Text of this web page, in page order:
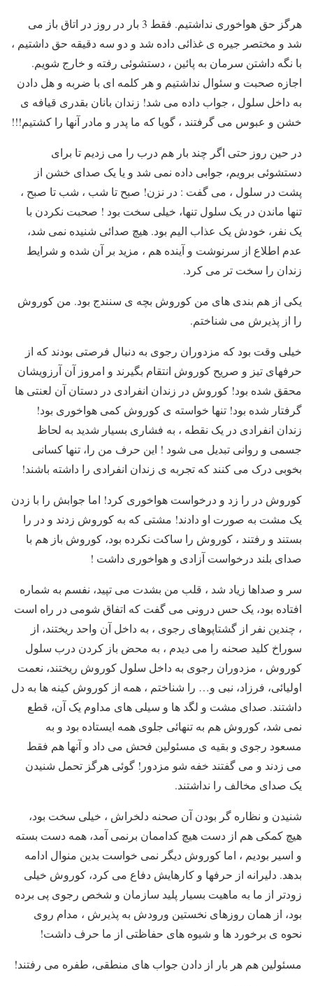
هرگز حق هواخوری نداشتیم. فقط 3 بار در روز در اتاق باز می
شد و مختصر جیره ی غذائی داده شد و دو سه دقیقه حق داشتیم ،
با نگه داشتن سرمان به پائین ، دستشوئی رفته و خارج شویم.
اجازه صحبت و سئوال نداشتیم و هر کلمه ای با ضربه و هل دادن
به داخل سلول ، جواب داده می شد! زندان بانان بقدری قیافه ی
خشن و عبوس می گرفتند ، گویا که ما پدر و مادر آنها را کشتیم!!!
در حین روز حتی اگر چند بار هم درب را می زدیم تا برای
دستشوئی برویم، جوابی داده نمی شد و یا یک صدای خشن از
پشت در سلول ، می گفت : در نزن! صبح تا شب ، شب تا صبح ،
تنها ماندن در یک سلول تنها، خیلی سخت بود ! صحبت نکردن با
یک نفر، خودش یک عذاب الیم بود. هیچ صدائی شنیده نمی شد،
عدم اطلاع از سرنوشت و آینده هم ، مزید بر آن شده و شرایط
زندان را سخت تر می کرد.
یکی از هم بندی های من کوروش بچه ی سنندج بود. من کوروش
را از پذیرش می شناختم.
خیلی وقت بود که مزدوران رجوی به دنبال فرصتی بودند که از
حرفهای تیز و صریح کوروش انتقام بگیرند و امروز آن آرزویشان
محقق شده بود! کوروش در زندان انفرادی در دستان آن لعنتی ها
گرفتار شده بود! تنها خواسته ی کوروش کمی هواخوری بود!
زندان انفرادی در یک نقطه ، به فشاری بسیار شدید به لحاظ
جسمی و روانی تبدیل می شود ! این حرف من را، تنها کسانی
بخوبی درک می کنند که تجربه ی زندان انفرادی را داشته باشند!
کوروش در را زد و درخواست هواخوری کرد! اما جوابش را با زدن
یک مشت به صورت او دادند! مشتی که به کوروش زدند و در را
بستند و رفتند ، کوروش را ساکت نکرده بود، کوروش باز هم با
صدای بلند درخواست آزادی و هواخوری داشت !
سر و صداها زیاد شد ، قلب من بشدت می تپید، نفسم به شماره
افتاده بود، یک حس درونی می گفت که اتفاق شومی در راه است
، چندین نفر از گشتاپوهای رجوی ، به داخل آن واحد ریختند، از
سوراخ کلید صحنه را می دیدم ، به محض باز کردن درب سلول
کوروش ، مزدوران رجوی به داخل سلول کوروش ریختند، نعمت
اولیائی، فرزاد، نبی و… را شناختم ، همه از کوروش کینه ها به دل
داشتند. صدای مشت و لگد ها و سیلی های مداوم یک آن، قطع
نمی شد، کوروش هم به تنهائی جلوی همه ایستاده بود و به
مسعود رجوی و بقیه ی مسئولین فحش می داد و آنها هم فقط
می زدند و می گفتند خفه شو مزدور! گوئی هرگز تحمل شنیدن
یک صدای مخالف را نداشتند.
شنیدن و نظاره گر بودن آن صحنه دلخراش ، خیلی سخت بود،
هیچ کمکی هم از دست هیچ کداممان برنمی آمد، همه دست بسته
و اسیر بودیم ، اما کوروش دیگر نمی خواست بدین منوال ادامه
بدهد. دلیرانه از حرفها و کارهایش دفاع می کرد، کوروش خیلی
زودتر از ما به ماهیت بسیار پلید سازمان و شخص رجوی پی برده
بود، از همان روزهای نخستین ورودش به پذیرش ، مدام روی
نحوه ی برخورد ها و شیوه های حفاظتی از ما حرف داشت!
مسئولین هم هر بار از دادن جواب های منطقی، طفره می رفتند!